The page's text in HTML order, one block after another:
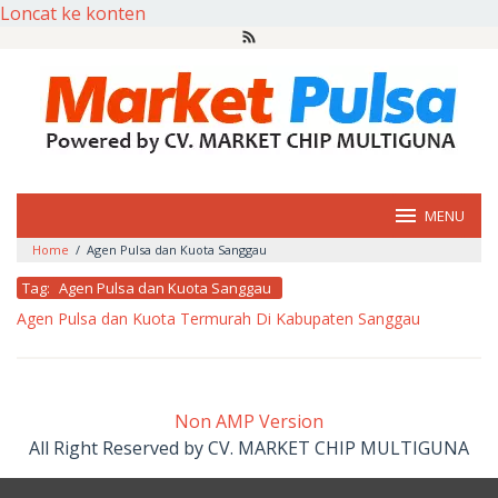
Loncat ke konten
MENU
Home / Agen Pulsa dan Kuota Sanggau
Tag: Agen Pulsa dan Kuota Sanggau
Agen Pulsa dan Kuota Termurah Di Kabupaten Sanggau
Non AMP Version
All Right Reserved by CV. MARKET CHIP MULTIGUNA